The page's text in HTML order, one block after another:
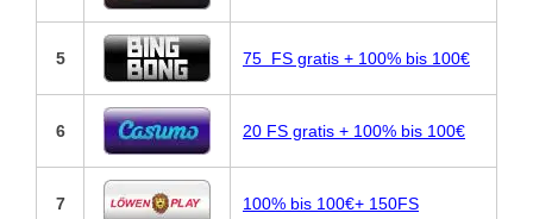
5 75 FS gratis + 100% bis 100€
6 20 FS gratis + 100% bis 100€
7 100% bis 100€+ 150FS